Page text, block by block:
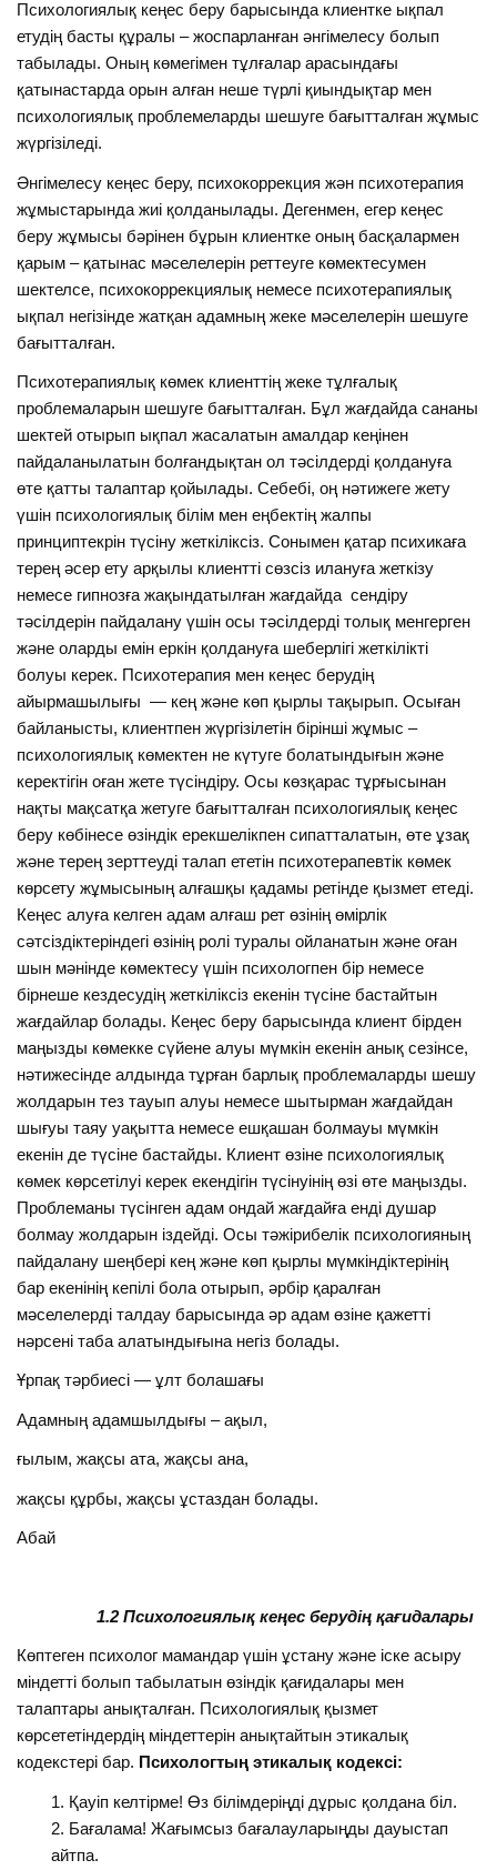
Психологиялық кеңес беру барысында клиентке ықпал
етудің басты құралы – жоспарланған әнгімелесу болып
табылады. Оның көмегімен тұлғалар арасындағы
қатынастарда орын алған неше түрлі қиындықтар мен
психологиялық проблемеларды шешуге бағытталған жұмыс
жүргізіледі.
Әнгімелесу кеңес беру, психокоррекция жән психотерапия
жұмыстарында жиі қолданылады. Дегенмен, егер кеңес
беру жұмысы бәрінен бұрын клиентке оның басқалармен
қарым – қатынас мәселелерін реттеуге көмектесумен
шектелсе, психокоррекциялық немесе психотерапиялық
ықпал негізінде жатқан адамның жеке мәселелерін шешуге
бағытталған.
Психотерапиялық көмек клиенттің жеке тұлғалық
проблемаларын шешуге бағытталған. Бұл жағдайда сананы
шектей отырып ықпал жасалатын амалдар кеңінен
пайдаланылатын болғандықтан ол тәсілдерді қолдануға
өте қатты талаптар қойылады. Себебі, оң нәтижеге жету
үшін психологиялық білім мен еңбектің жалпы
принциптекрін түсіну жеткіліксіз. Сонымен қатар психикаға
терең әсер ету арқылы клиентті сөзсіз илануға жеткізу
немесе гипнозға жақындатылған жағдайда сендіру
тәсілдерін пайдалану үшін осы тәсілдерді толық менгерген
және оларды емін еркін қолдануға шеберлігі жеткілікті
болуы керек. Психотерапия мен кеңес берудің
айырмашылығы — кең және көп қырлы тақырып. Осыған
байланысты, клиентпен жүргізілетін бірінші жұмыс –
психологиялық көмектен не күтуге болатындығын және
керектігін оған жете түсіндіру. Осы көзқарас тұрғысынан
нақты мақсатқа жетуге бағытталған психологиялық кеңес
беру көбінесе өзіндік ерекшелікпен сипатталатын, өте ұзақ
және терең зерттеуді талап ететін психотерапевтік көмек
көрсету жұмысының алғашқы қадамы ретінде қызмет етеді.
Кеңес алуға келген адам алғаш рет өзінің өмірлік
сәтсіздіктеріндегі өзінің ролі туралы ойланатын және оған
шын мәнінде көмектесу үшін психологпен бір немесе
бірнеше кездесудің жеткіліксіз екенін түсіне бастайтын
жағдайлар болады. Кеңес беру барысында клиент бірден
маңызды көмекке сүйене алуы мүмкін екенін анық сезінсе,
нәтижесінде алдында тұрған барлық проблемаларды шешу
жолдарын тез тауып алуы немесе шытырман жағдайдан
шығуы таяу уақытта немесе ешқашан болмауы мүмкін
екенін де түсіне бастайды. Клиент өзіне психологиялық
көмек көрсетілуі керек екендігін түсінуінің өзі өте маңызды.
Проблеманы түсінген адам ондай жағдайға енді душар
болмау жолдарын іздейді. Осы тәжірибелік психологияның
пайдалану шеңбері кең және көп қырлы мүмкіндіктерінің
бар екенінің кепілі бола отырып, әрбір қаралған
мәселелерді талдау барысында әр адам өзіне қажетті
нәрсені таба алатындығына негіз болады.
Ұрпақ тәрбиесi — ұлт болашағы
Адамның адамшылдығы – ақыл,
ғылым, жақсы ата, жақсы ана,
жақсы құрбы, жақсы ұстаздан болады.
Абай
1.2 Психологиялық кеңес берудің қағидалары
Көптеген психолог мамандар үшін ұстану және іске асыру
міндетті болып табылатын өзіндік қағидалары мен
талаптары анықталған. Психологиялық қызмет
көрсететіндердің міндеттерін анықтайтын этикалық
кодекстері бар. Психологтың этикалық кодексі:
Қауіп келтірме! Өз білімдеріңді дұрыс қолдана біл.
Бағалама! Жағымсыз бағалауларыңды дауыстап
айтпа.